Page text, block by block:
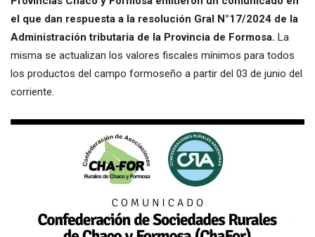
el que dan respuesta a la resolución Gral N°17/2024 de la
Administración tributaria de la Provincia de Formosa. La
misma se actualizan los valores fiscales mínimos para todos
los productos del campo formoseño a partir del 03 de junio del
corriente.